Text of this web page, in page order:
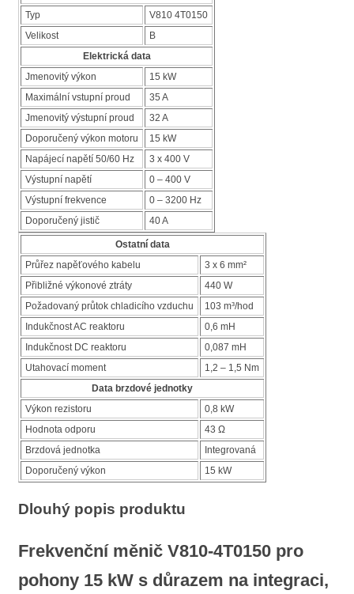
Typ
V810 4T0150
Velikost
B
Elektrická data
Jmenovitý výkon
15 kW
Maximální vstupní proud
35 A
Jmenovitý výstupní proud
32 A
Doporučený výkon motoru
15 kW
Napájecí napětí 50/60 Hz
3 x 400 V
Výstupní napětí
0 – 400 V
Výstupní frekvence
0 – 3200 Hz
Doporučený jistič
40 A
Ostatní data
Průřez napěťového kabelu
3 x 6 mm²
Přibližné výkonové ztráty
440 W
Požadovaný průtok chladicího vzduchu
103 m³/hod
Indukčnost AC reaktoru
0,6 mH
Indukčnost DC reaktoru
0,087 mH
Utahovací moment
1,2 – 1,5 Nm
Data brzdové jednotky
Výkon rezistoru
0,8 kW
Hodnota odporu
43 Ω
Brzdová jednotka
Integrovaná
Doporučený výkon
15 kW
Dlouhý popis produktu
Frekvenční měnič V810-4T0150 pro
pohony 15 kW s důrazem na integraci,